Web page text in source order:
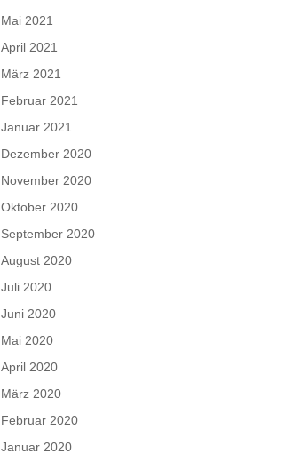
Mai 2021
April 2021
März 2021
Februar 2021
Januar 2021
Dezember 2020
November 2020
Oktober 2020
September 2020
August 2020
Juli 2020
Juni 2020
Mai 2020
April 2020
März 2020
Februar 2020
Januar 2020